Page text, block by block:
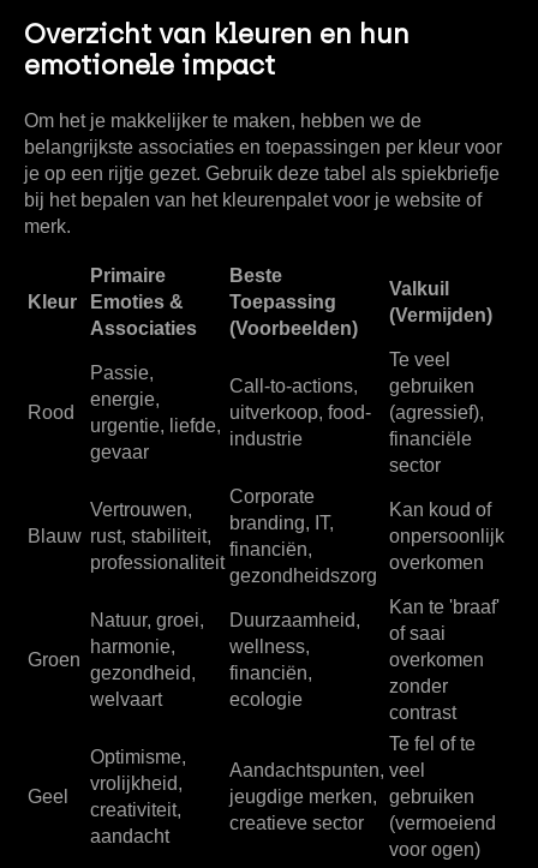
Overzicht van kleuren en hun
emotionele impact
Om het je makkelijker te maken, hebben we de
belangrijkste associaties en toepassingen per kleur voor
je op een rijtje gezet. Gebruik deze tabel als spiekbriefje
bij het bepalen van het kleurenpalet voor je website of
merk.
Kleur
Primaire
Emoties &
Associaties
Beste
Toepassing
(Voorbeelden)
Valkuil
(Vermijden)
Rood
Passie,
energie,
urgentie, liefde,
gevaar
Call-to-actions,
uitverkoop, food-
industrie
Te veel
gebruiken
(agressief),
financiële
sector
Blauw
Vertrouwen,
rust, stabiliteit,
professionaliteit
Corporate
branding, IT,
financiën,
gezondheidszorg
Kan koud of
onpersoonlijk
overkomen
Groen
Natuur, groei,
harmonie,
gezondheid,
welvaart
Duurzaamheid,
wellness,
financiën,
ecologie
Kan te 'braaf'
of saai
overkomen
zonder
contrast
Geel
Optimisme,
vrolijkheid,
creativiteit,
aandacht
Aandachtspunten,
jeugdige merken,
creatieve sector
Te fel of te
veel
gebruiken
(vermoeiend
voor ogen)